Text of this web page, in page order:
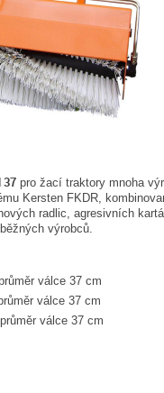
37 pro žací traktory mnoha
Kersten FKDR,
radlic, agresivních
výrobců.
válce 37 cm
válce 37 cm
válce 37 cm